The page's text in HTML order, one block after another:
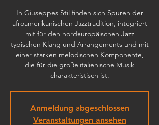
In Giuseppes Stil finden sich Spuren der
afroamerikanischen Jazztradition, integriert
mit für den nordeuropäischen Jazz
typischen Klang und Arrangements und mit
einer starken melodischen Komponente,
die für die große italienische Musik
charakteristisch ist.
Anmeldung abgeschlossen
Veranstaltungen ansehen